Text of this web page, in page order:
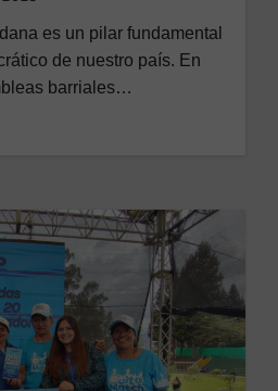
es un pilar fundamental
de nuestro país. En
barriales…